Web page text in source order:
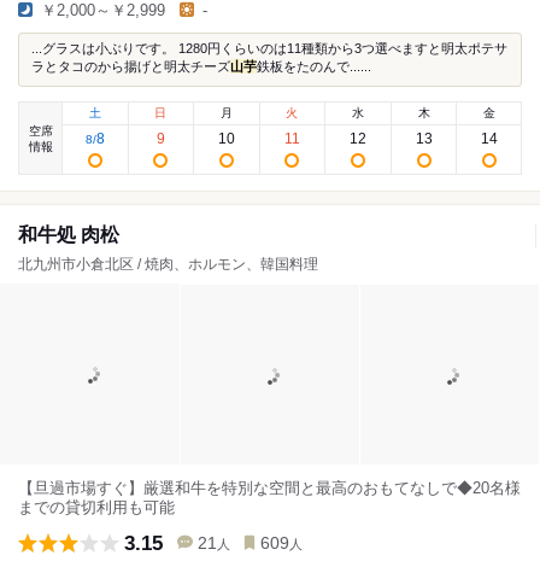
￥2,000～￥2,999 -
...グラスは小ぶりです。 1280円くらいのは11種類から3つ選べますと明太ポテサ
ラとタコのから揚げと明太チーズ山芋鉄板をたのんで......
空席
情報
土
8/8
日
9
月
10
火
11
水
12
木
13
金
14
和牛処 肉松
北九州市小倉北区 / 焼肉、ホルモン、韓国料理
【旦過市場すぐ】厳選和牛を特別な空間と最高のおもてなしで◆20名様
までの貸切利用も可能
3.15 21 人 609 人